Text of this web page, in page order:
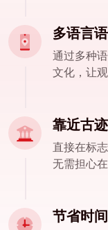
多语言
通过多种
文化，让
靠近古迹
直接在标
无需担心
节省时间